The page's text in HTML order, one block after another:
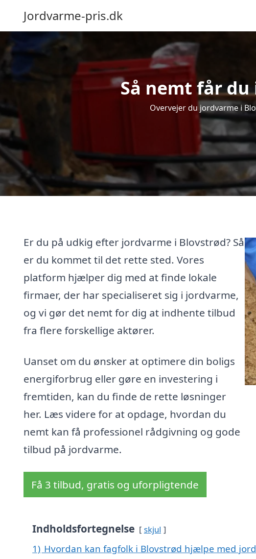
Jordvarme-pris.dk
Så nemt får
Overvejer du jordvarme i
Er du på udkig efter jordvarme i Blovstrød? Så
er du kommet til det rette sted. Vores
platform hjælper dig med at finde lokale
firmaer, der har specialiseret sig i jordvarme,
og vi gør det nemt for dig at indhente tilbud
fra flere forskellige aktører.
Uanset om du ønsker at optimere din boligs
energiforbrug eller gøre en investering i
fremtiden, kan du finde de rette løsninger
her. Læs videre for at opdage, hvordan du
nemt kan få professionel rådgivning og gode
tilbud på jordvarme.
Få 3 tilbud, gratis og uforpligtende
Indholdsfortegnelse skjul
1) Hvordan kan fagfolk i Blovstrød hjælpe med